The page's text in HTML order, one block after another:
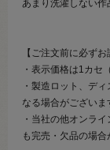
あまり洗濯しない作
【ご注文前に必ずお
・表示価格は1カセ
・製造ロット、デ
なる場合がございま
・当社の他オンラ
も完売・欠品の場合